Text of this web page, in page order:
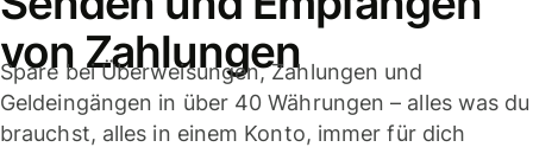
von Zahlungen
Spare bei Überweisungen, Zahlungen und
Geldeingängen in über 40 Währungen – alles was du
brauchst, alles in einem Konto, immer für dich